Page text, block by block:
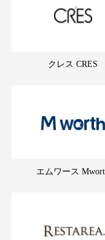
クレス CRES
エムワース